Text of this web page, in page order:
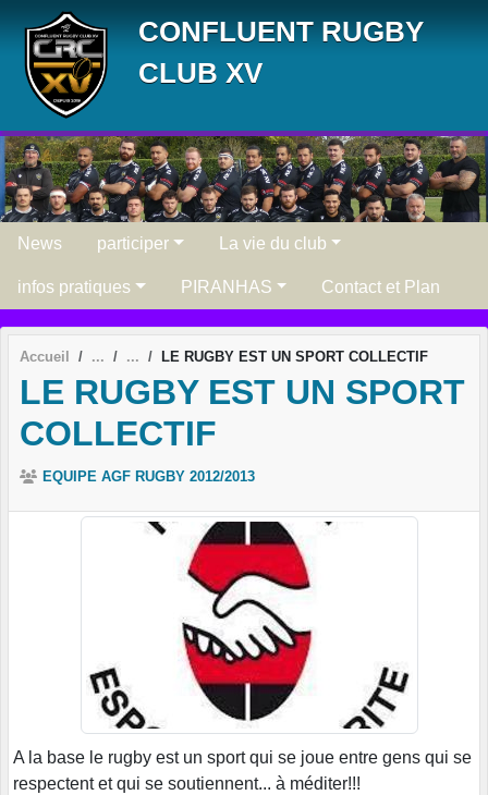
CONFLUENT RUGBY
CLUB XV
News participer La vie du club
infos pratiques PIRANHAS Contact et Plan
Accueil LE RUGBY EST UN SPORT COLLECTIF
LE RUGBY EST UN SPORT
COLLECTIF
EQUIPE AGF RUGBY 2012/2013
A la base le rugby est un sport qui se joue entre gens qui se
respectent et qui se soutiennent... à méditer!!!
Panneau de gestion des cookies